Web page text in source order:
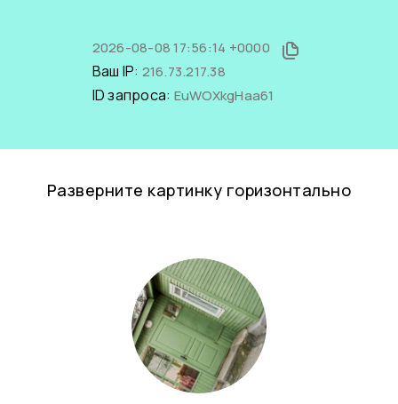
2026-08-08 17:56:14 +0000
Ваш IP: 216.73.217.38
ID запроса: EuWOXkgHaa61
Разверните картинку горизонтально